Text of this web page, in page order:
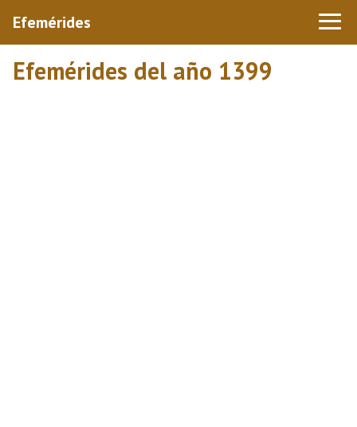
Efemérides
Efemérides del año 1399